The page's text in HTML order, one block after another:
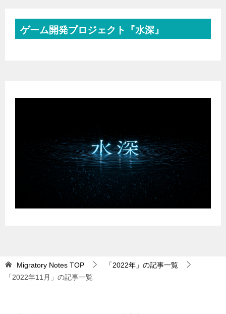
ゲーム開発プロジェクト『水深』
Migratory Notes TOP
「2022年」の記事一覧
「2022年11月」の記事一覧